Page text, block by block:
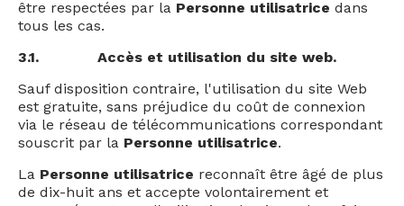
être respectées par la Personne utilisatrice dans
tous les cas.
3.1.
Accès et utilisation du site web.
Sauf disposition contraire, l'utilisation du site Web
est gratuite, sans préjudice du coût de connexion
via le réseau de télécommunications correspondant
souscrit par la Personne utilisatrice.
La Personne utilisatrice reconnaît être âgé de plus
de dix-huit ans et accepte volontairement et